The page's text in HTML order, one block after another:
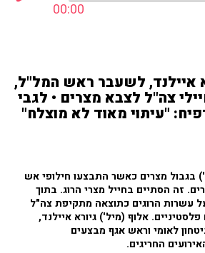
00:00
איילנד, לשעבר ראש המל"ל,
צה"ל לצבא מצרים • לגבי
"עיתוי מאוד לא מוצלח"
בגבול מצרים כאשר התבצעו חילופי אש
זה הסתיים בחייל מצרי הרוג. בתוך
עשרות הרוגים כתוצאה מתקיפת צה"ל
אלוף (מיל') גיורא איילנד,
לאומי וראש אגף מבצעים
החריגים.